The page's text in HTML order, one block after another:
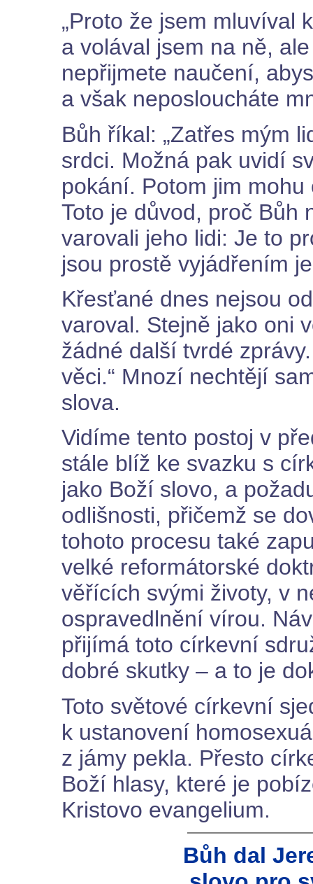
„Proto že jsem mluvíval
a volával jsem na ně,
nepřijmete naučení,
a však neposloucháte
Bůh říkal: „Zatřes mým
srdci. Možná pak uvidí
pokání. Potom jim mohu
Toto je důvod, proč Bůh
varovali jeho lidi: Je to
jsou prostě vyjádřením
Křesťané dnes nejsou
varoval. Stejně jako oni
žádné další tvrdé
věci.“ Mnozí nechtějí
slova.
Vidíme tento postoj v
stále blíž ke svazku s
jako Boží slovo, a
odlišnosti, přičemž se
tohoto procesu také
velké reformátorské
věřících svými životy, v
ospravedlnění vírou.
přijímá toto církevní
dobré skutky – a to je
Toto světové církevní
k ustanovení
z jámy pekla. Přesto
Boží hlasy, které je
Kristovo evangelium.
Bůh dal